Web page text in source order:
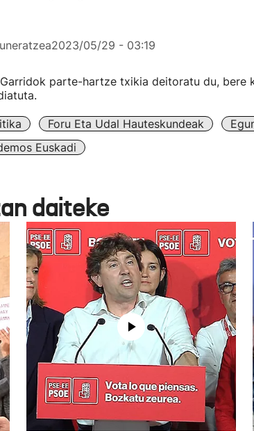
2023/05/29 - 03:19
parte-hartze txikia deitoratu du, bere
Foru Eta Udal Hauteskundeak
Euskadi
daiteke